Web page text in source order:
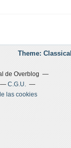
Theme:
de Overblog
C.G.U.
las cookies